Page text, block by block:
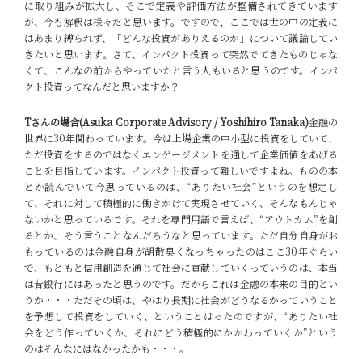
に取り組みが拡大し、そこで定義や評価方法が整備されてきています
が、今も解釈は様々だと思います。ですので、ここでは世の中の定義に
はあまり縛られず、「どんな投資がありえるのか」について議論してい
きたいと思います。 さて、インパクト投資って突然でてきたものじゃな
くて、こんなの前からやっていたと言う人もいると思うのです。インパ
クト投資ってなんだと思いますか？
Tさんの場合(Asuka Corporate Advisory / Yoshihiro Tanaka)金融の
世界に30年関わっています。今は上場企業の中小型に投資をしていて、
ただ投資をするのではなくエンゲージメントを通して企業価値をあげる
ことを目指しています。 インパクト投資って難しいですよね。ものの本
とか読んでいて今思っているのは、“ありたい社会”というのを想定し
て、それに対して積極的に働きかけて実現させていく、そんなもんじゃ
ないかと思っているです。それを専門用語で言えば、“アウトカム”を創
るとか、そう言うことなんだろうなと思っています。ただ自分自身がお
もっているのは金融自身が胡散臭くなっちゃったのはここ30年ぐらい
で、もともと信用創造を通じて社会に貢献していくっていうのは、本当
は昔銀行にはあったと思うのです。だからこれは金融の本来の目的とい
うか・・・ただその頃は、やはり長期に社会がどうなるかっていうこと
を予想して投資をしていく、ということはったのですが、“ありたい社
会をどう作っていくか、それにどう積極的にかかわっていくか”という
のはそんなにはなかったかも・・・。